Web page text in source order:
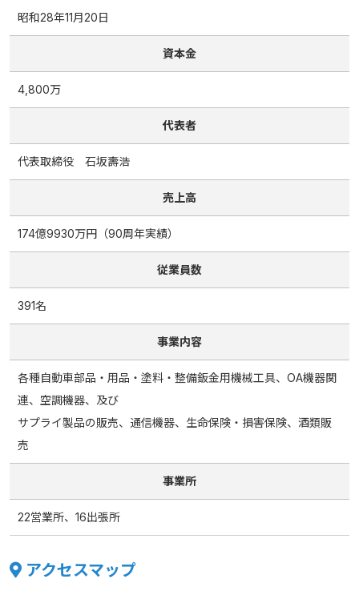
昭和28年11月20日
資本金
4,800万
代表者
代表取締役 石坂壽浩
売上高
174億9930万円（90周年実績）
従業員数
391名
事業内容
各種自動車部品・用品・塗料・整備鈑金用機械工具、OA機器関
連、空調機器、及び
サプライ製品の販売、通信機器、生命保険・損害保険、酒類販
売
事業所
22営業所、16出張所
アクセスマップ